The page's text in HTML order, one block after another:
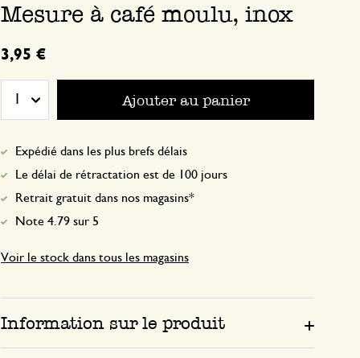
Mesure à café moulu, inox
3,95 €
Ajouter au panier
Expédié dans les plus brefs délais
Le délai de rétractation est de 100 jours
Retrait gratuit dans nos magasins*
Note 4.79 sur 5
Voir le stock dans tous les magasins
Information sur le produit